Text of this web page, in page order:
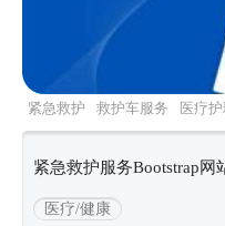
紧急救护 救护车服务
医疗
紧急救护服务Bootstrap网
医疗/健康